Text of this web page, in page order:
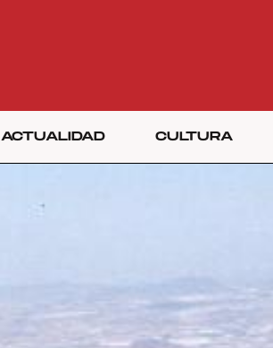
ACTUALIDAD CULTURA